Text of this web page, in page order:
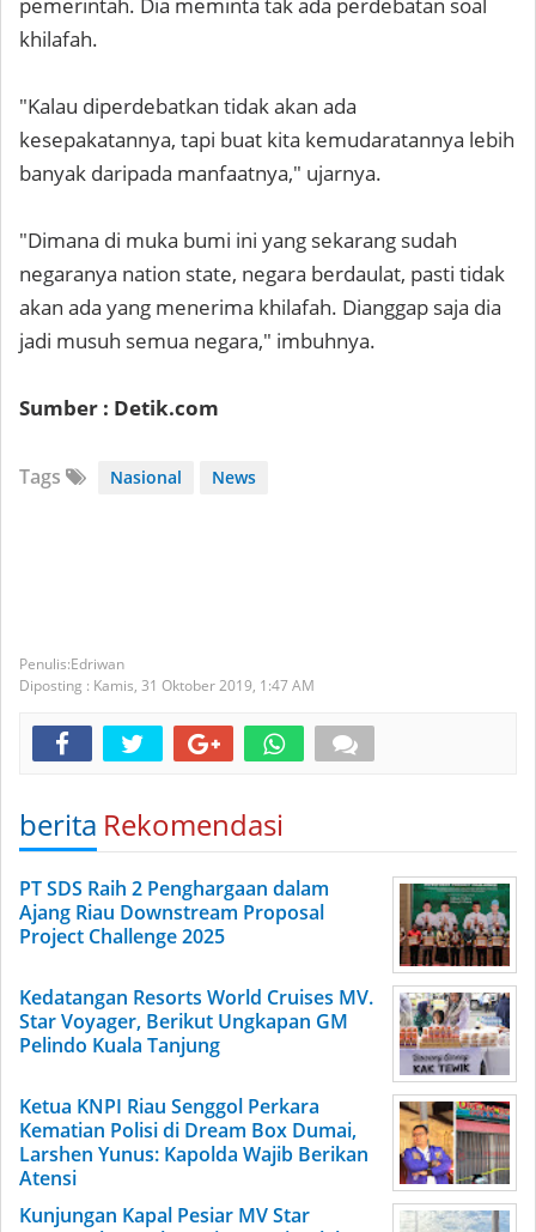
khilafah.
"Kalau diperdebatkan tidak akan ada
kesepakatannya, tapi buat kita kemudaratannya lebih
banyak daripada manfaatnya," ujarnya.
"Dimana di muka bumi ini yang sekarang sudah
negaranya nation state, negara berdaulat, pasti tidak
akan ada yang menerima khilafah. Dianggap saja dia
jadi musuh semua negara," imbuhnya.
Sumber : Detik.com
Tags Nasional News
Edriwan
Diposting : Kamis, 31 Oktober 2019, 1:47 AM
berita Rekomendasi
PT SDS Raih 2 Penghargaan dalam
Ajang Riau Downstream Proposal
Project Challenge 2025
Kedatangan Resorts World Cruises MV.
Star Voyager, Berikut Ungkapan GM
Pelindo Kuala Tanjung
Ketua KNPI Riau Senggol Perkara
Kematian Polisi di Dream Box Dumai,
Larshen Yunus: Kapolda Wajib Berikan
Atensi
Kunjungan Kapal Pesiar MV Star